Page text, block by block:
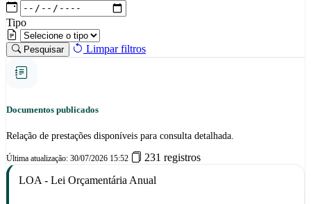
Tipo
Pesquisar Limpar filtros
Documentos publicados
Relação de prestações disponíveis para consulta detalhada.
Última atualização: 30/07/2026 15:52
231 registros
LOA - Lei Orçamentária Anual